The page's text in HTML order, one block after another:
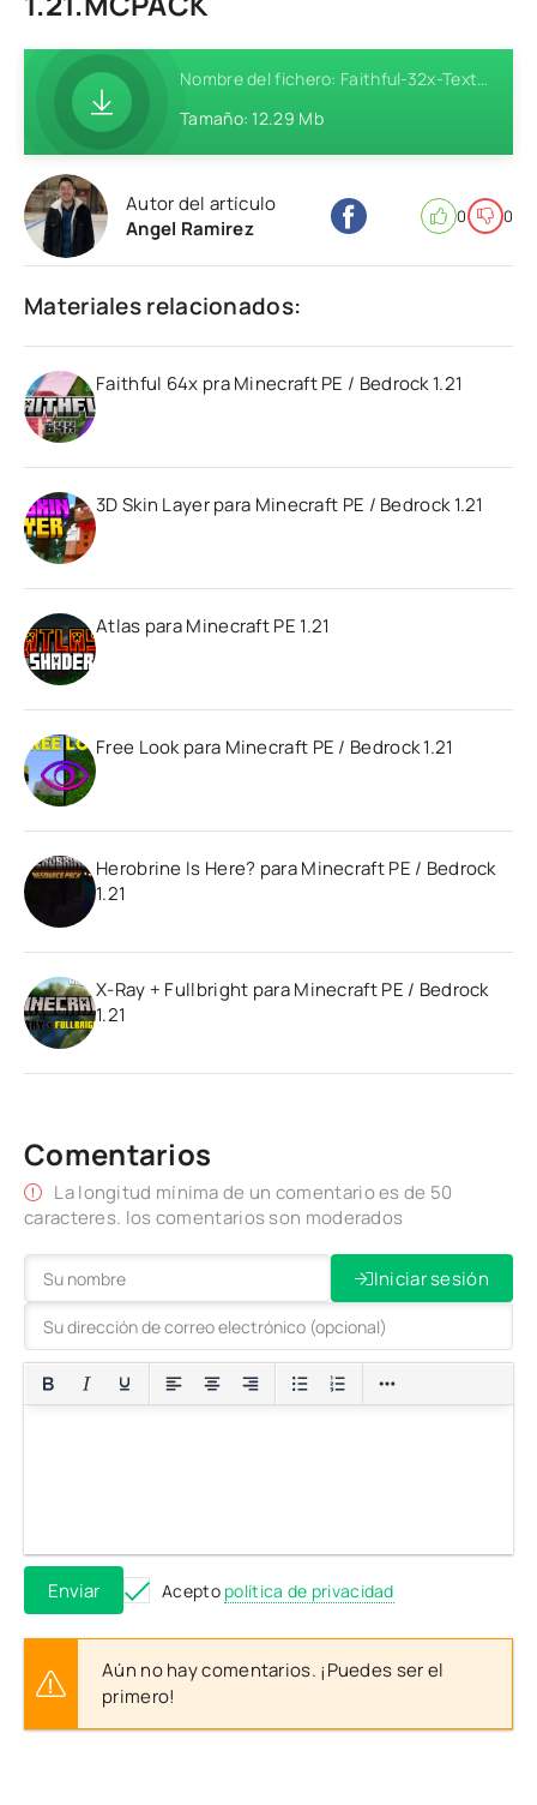
Nombre del fichero: Faithful-32x-Texture-Pack-MCPE-1.21.mcpack
Tamaño: 12.29 Mb
Autor del artículo
Angel Ramirez
0 0
Materiales relacionados:
Faithful 64x pra Minecraft PE / Bedrock 1.21
3D Skin Layer para Minecraft PE / Bedrock 1.21
Atlas para Minecraft PE 1.21
Free Look para Minecraft PE / Bedrock 1.21
Herobrine Is Here? para Minecraft PE / Bedrock
1.21
X-Ray + Fullbright para Minecraft PE / Bedrock
1.21
Comentarios
La longitud mínima de un comentario es de 50
caracteres. los comentarios son moderados
Iniciar sesión
Enviar Acepto política de privacidad
Aún no hay comentarios. ¡Puedes ser el
primero!